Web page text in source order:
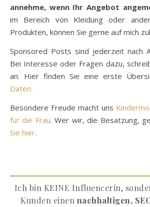
annehme, wenn Ihr Angebot
im Bereich von Kleidung oder
Produkten, können Sie gerne auf mich
Sponsored Posts sind jederzeit nach
Bei Interesse oder Fragen dazu,
an. Hier finden Sie eine erste
Daten.
Besondere Freude macht uns
für die Frau. Wer wir, die Besatzung,
Sie hier.
Ich bin KEINE Influencerin,
Kunden einen nachhaltigen,